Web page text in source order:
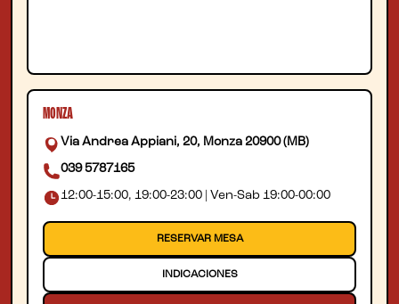
MONZA
Via Andrea Appiani, 20, Monza 20900 (MB)
039 5787165
12:00-15:00, 19:00-23:00 | Ven-Sab 19:00-00:00
RESERVAR MESA
INDICACIONES